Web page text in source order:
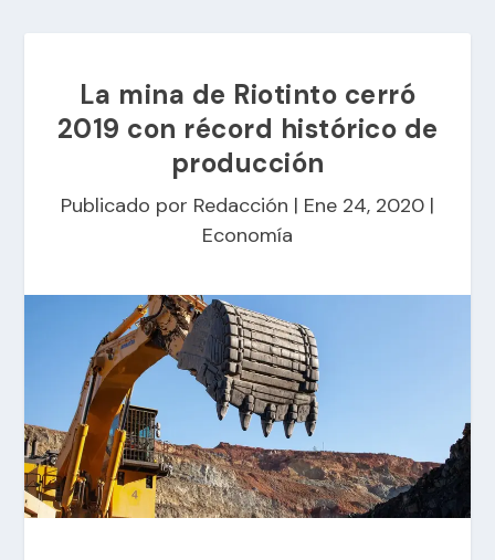
La mina de Riotinto cerró
2019 con récord histórico de
producción
Publicado por Redacción | Ene 24, 2020 |
Economía